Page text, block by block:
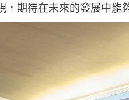
期待在未來的發展中能